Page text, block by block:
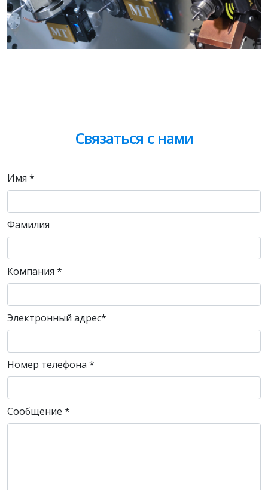
Связаться с нами
Имя *
Фамилия
Компания *
Электронный адрес*
Номер телефона *
Сообщение *